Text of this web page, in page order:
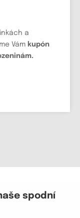
spodní
a
Vám kupón